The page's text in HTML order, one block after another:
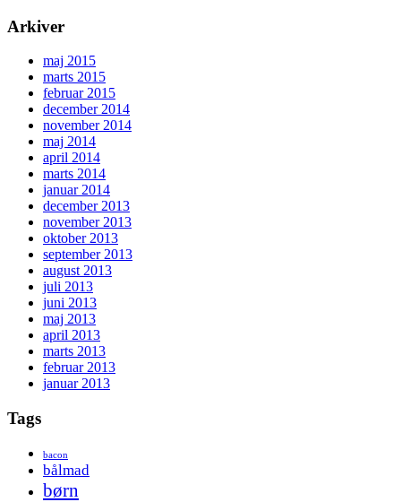
Arkiver
maj 2015
marts 2015
februar 2015
december 2014
november 2014
maj 2014
april 2014
marts 2014
januar 2014
december 2013
november 2013
oktober 2013
september 2013
august 2013
juli 2013
juni 2013
maj 2013
april 2013
marts 2013
februar 2013
januar 2013
Tags
bacon
bålmad
børn